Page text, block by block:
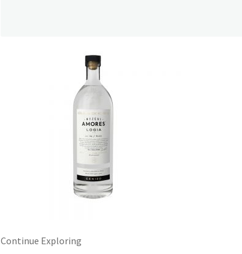
Continue Exploring